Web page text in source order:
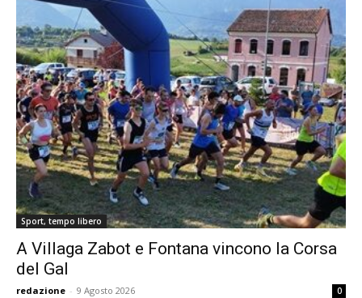
Sport, tempo libero
A Villaga Zabot e Fontana vincono la Corsa
del Gal
redazione - 9 Agosto 2026 0